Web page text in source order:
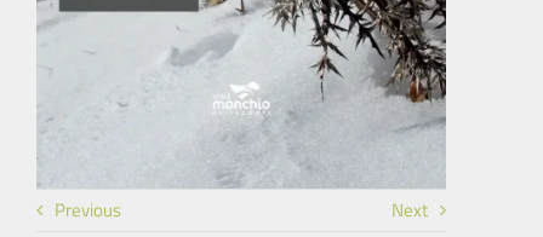
Previous Next